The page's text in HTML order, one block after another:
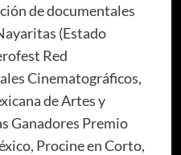
de documentales
(Estado
Red
Cinematográficos,
de Artes y
Ganadores Premio
Procine en Corto,